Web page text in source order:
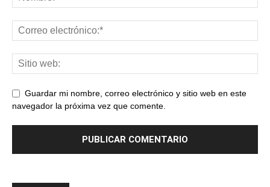
Guardar mi nombre, correo electrónico y sitio web en este
navegador la próxima vez que comente.